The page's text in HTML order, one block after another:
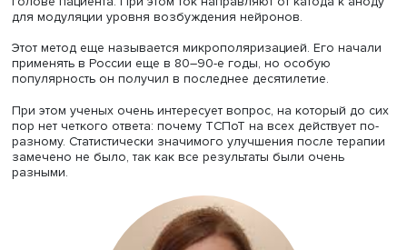
На семинаре были рассмотрены три основных метода
неинвазивной стимуляции мозга: транскраниальная
стимуляция (ТМС), транскраниальная стимуляция
током (ТСПоТ) и транскраниальная стимуляция
током (ТСПеТ).
Заместитель директора Центра языка и мозга НИУ ВШЭ
Светлана Малютина рассказала о том, как проявляется
индивидуальная вариативность притранскраниальной
стимуляции мозга
который пропускают через электроды, расположенные
голове пациента. При этом ток направляют от катода к
для модуляции уровня возбуждения нейронов.